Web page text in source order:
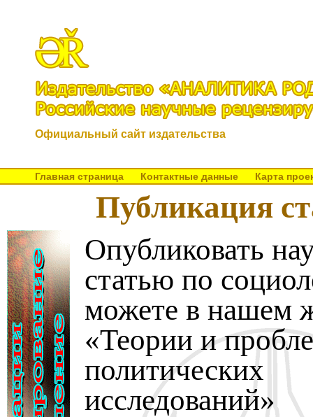
Официальный сайт издательства
Главная страница Контактные данные Карта
Публикация
Опубликовать
статью по
можете в нашем
«Теории и
политических
исследований»